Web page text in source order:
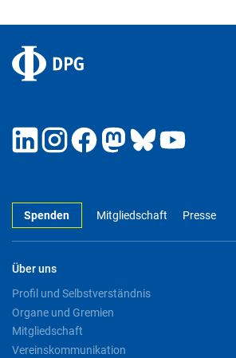
Spenden Mitgliedschaft Presse
Über uns
Profil und Selbstverständnis
Organe und Gremien
Mitgliedschaft
Vereinskommunikation